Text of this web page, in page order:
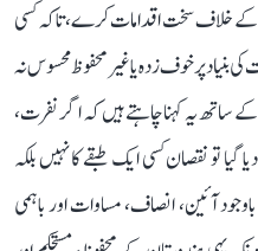
کے خلاف سخت اقدامات کرے، تاکہ کسی
پر خوف زدہ یا غیر محفوظ محسوس نہ
یہ کہنا چاہتے ہیں کہ اگر نفرت،
گیا تو نقصان کسی ایک طبقے کا نہیں بلکہ
آئین، انصاف، مساوات اور باہمی